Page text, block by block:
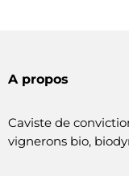
A propos
Caviste de
vignerons bio,